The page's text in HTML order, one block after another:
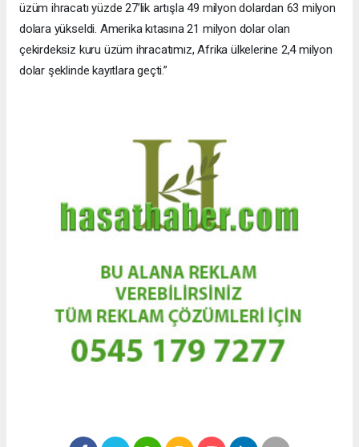
üzüm ihracatı yüzde 27’lik artışla 49 milyon dolardan 63 milyon
dolara yükseldi. Amerika kıtasına 21 milyon dolar olan
çekirdeksiz kuru üzüm ihracatımız, Afrika ülkelerine 2,4 milyon
dolar şeklinde kayıtlara geçti.”